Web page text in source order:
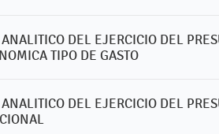
DEL EJERCICIO DEL
TIPO DE GASTO
DEL EJERCICIO DEL